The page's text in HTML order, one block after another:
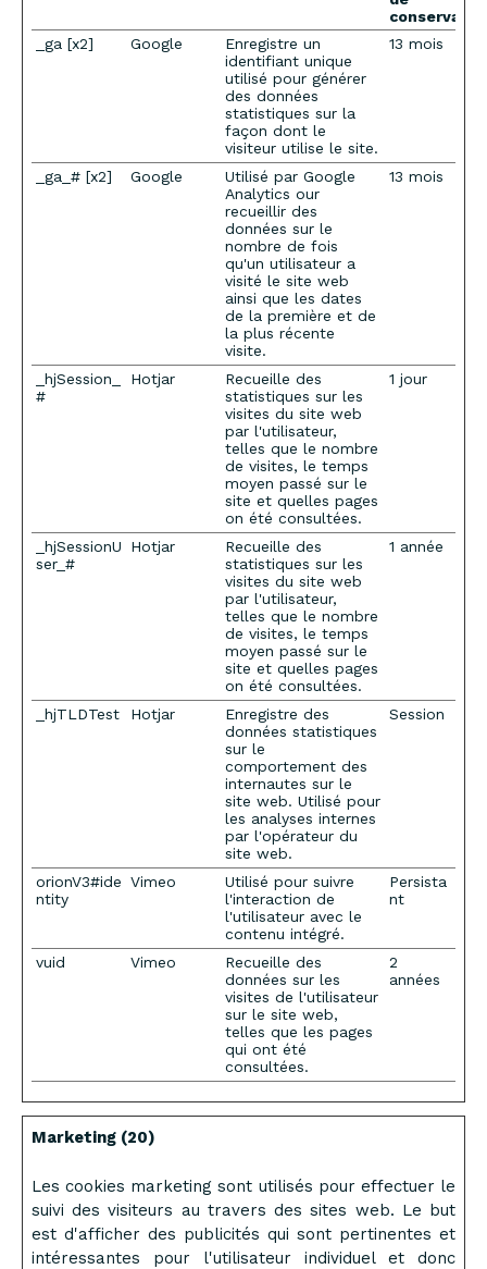
_ga [x2]
Google
Enregistre un
identifiant unique
utilisé pour générer
des données
statistiques sur la
façon dont le
visiteur utilise le site.
13 mois
_ga_# [x2] Google
Utilisé par Google
Analytics our
recueillir des
données sur le
nombre de fois
qu'un utilisateur a
visité le site web
ainsi que les dates
de la première et de
la plus récente
visite.
13 mois
_hjSession_
#
Hotjar
Recueille des
statistiques sur les
visites du site web
par l'utilisateur,
telles que le nombre
de visites, le temps
moyen passé sur le
site et quelles pages
on été consultées.
1 jour
_hjSessionU
ser_#
Hotjar
Recueille des
statistiques sur les
visites du site web
par l'utilisateur,
telles que le nombre
de visites, le temps
moyen passé sur le
site et quelles pages
on été consultées.
1 année
_hjTLDTest Hotjar
Enregistre des
données statistiques
sur le
comportement des
internautes sur le
site web. Utilisé pour
les analyses internes
par l'opérateur du
site web.
Session
orionV3#ide
ntity
Vimeo
Utilisé pour suivre
l'interaction de
l'utilisateur avec le
contenu intégré.
Persista
nt
vuid Vimeo
Recueille des
données sur les
visites de l'utilisateur
sur le site web,
telles que les pages
qui ont été
consultées.
2
années
Marketing (20)
Les cookies marketing sont utilisés pour effectuer le
suivi des visiteurs au travers des sites web. Le but
est d'afficher des publicités qui sont pertinentes et
intéressantes pour l'utilisateur individuel et donc